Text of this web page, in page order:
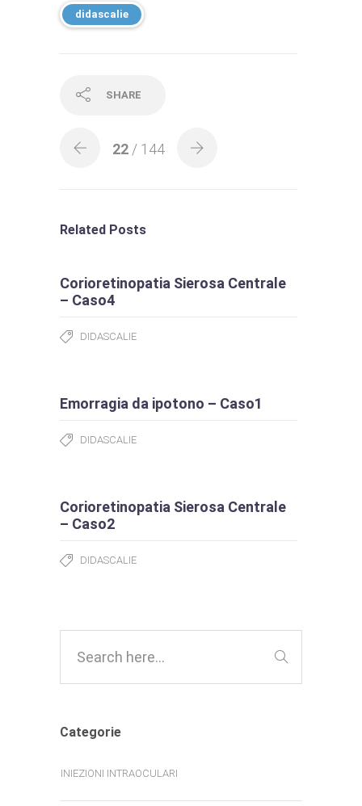
didascalie
SHARE
22 / 144
Related Posts
Corioretinopatia Sierosa Centrale
– Caso4
DIDASCALIE
Emorragia da ipotono – Caso1
DIDASCALIE
Corioretinopatia Sierosa Centrale
– Caso2
DIDASCALIE
Categorie
INIEZIONI INTRAOCULARI